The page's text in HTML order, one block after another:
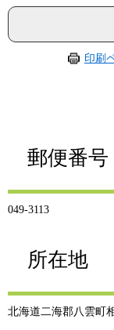
印刷
郵便番号
049-3113
所在地
北海道二海郡八雲町